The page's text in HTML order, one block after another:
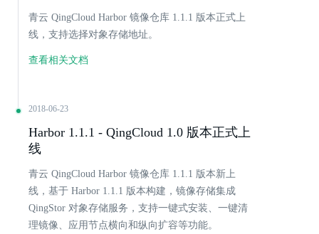
青云 QingCloud Harbor 镜像仓库 1.1.1 版本正式上
线，支持选择对象存储地址。
查看相关文档
2018-06-23
Harbor 1.1.1 - QingCloud 1.0 版本正式上
线
青云 QingCloud Harbor 镜像仓库 1.1.1 版本新上
线，基于 Harbor 1.1.1 版本构建，镜像存储集成
QingStor 对象存储服务，支持一键式安装、一键清
理镜像、应用节点横向和纵向扩容等功能。